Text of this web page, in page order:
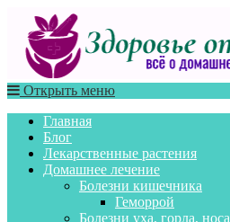
Открыть меню
Главная
Блог
Лекарственные растения
Домашнее лечение
Болезни кишечника
Геморрой
Болезни уха, горла, носа